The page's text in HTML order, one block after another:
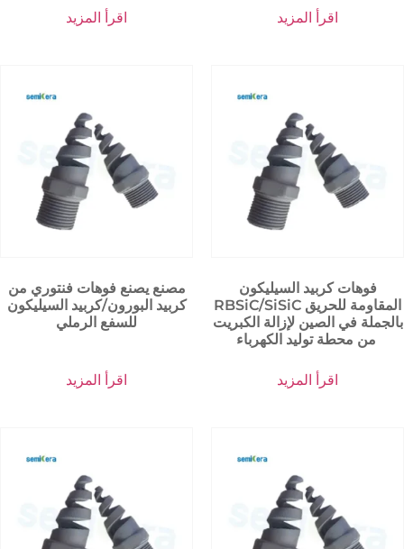
اقرأ المزيد اقرأ المزيد
مصنع يصنع فوهات فنتوري من
كربيد البورون/كربيد السيليكون
للسفع الرملي
اقرأ المزيد
فوهات كربيد السيليكون
RBSiC/SiSiC المقاومة للحريق
بالجملة في الصين لإزالة الكبريت
اقرأ المزيد